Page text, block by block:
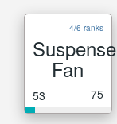
4/6 ranks
Suspense
Fan
53 75